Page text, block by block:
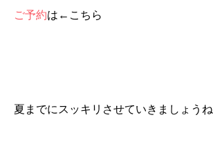
ご予約は←こちら
夏までにスッキリさせていきましょう